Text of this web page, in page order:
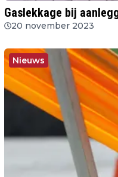
Gaslekkage bij
20 november 2023
Nieuws